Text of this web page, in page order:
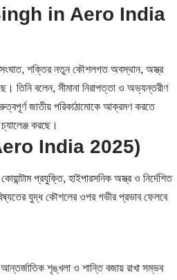
Singh in Aero India
শক্তির নতুন কৌশলগত অবস্থান, অস্ত্র
তিনি বলেন, সীমানা নিরাপত্তা ও অভ্যন্তরীণ
জাতীয় পরিকাঠামোকে আক্রমণ করতে
করছে।
India 2025)
প্রযুক্তি, হাইপারসনিক অস্ত্র ও নির্দেশিত
যুদ্ধ কৌশলের ওপর গভীর প্রভাব ফেলবে
শৃঙ্খলা ও শান্তি বজায় রাখা সম্ভব